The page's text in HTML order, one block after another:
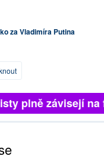
za Vladimíra Putina
listy plně závisejí